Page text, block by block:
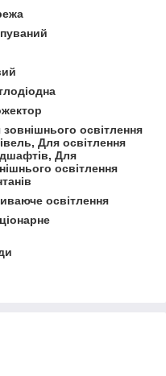
освітлення
Для освітлення
Для
освітлення
освітлення